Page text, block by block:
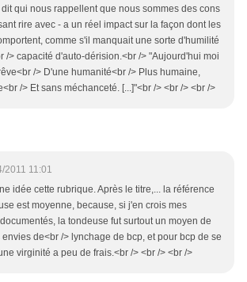
qui nous rappellent que nous sommes des cons
rire avec - a un réel impact sur la façon dont les
comme s'il manquait une sorte d'humilité
/> capacité d'auto-dérision.<br /> "Aujourd'hui moi
/> D'une humanité<br /> Plus humaine,
/> Et sans méchanceté. [...]"<br /> <br /> <br />
2011 11:01
idée cette rubrique. Après le titre,... la référence
est moyenne, because, si j'en crois mes
la tondeuse fut surtout un moyen de
de<br /> lynchage de bcp, et pour bcp de se
virginité a peu de frais.<br /> <br /> <br />